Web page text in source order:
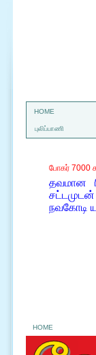
HOME
புலிப்பாணி
போகர் 7000
தவமான
நவகோடி
HOME